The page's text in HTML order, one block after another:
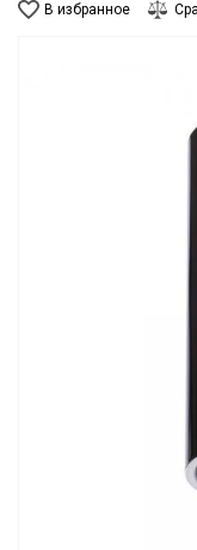
В избранное